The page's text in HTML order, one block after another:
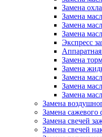
Замена
Замена
Замена
Замена
Экспресс
Замена
Замена
Замена
Замена
Замена
Замена
Замена сажевого
Замена свечей
Замена свечей